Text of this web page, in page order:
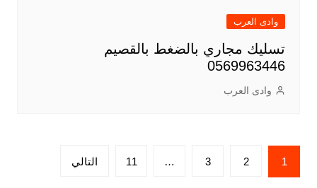
وادى العرب
تسليك مجاري بالضغط بالقصيم
0569963446
وادى العرب
تعدد
صفحات
1
2
3
…
11 التالي